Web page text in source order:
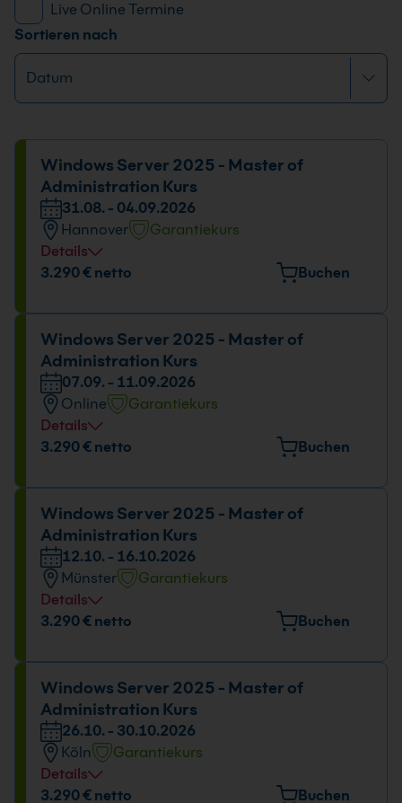
Live Online Termine
Sortieren nach
Windows Server 2025 - Master of
Administration Kurs
31.08. - 04.09.2026
Hannover
Garantiekurs
Details
Veranstaltungsort
Datum und Uhrzeit
31.08. - 04.09.2026
09:00 - 16:00 Uhr
3.290 € netto Buchen
Windows Server 2025 - Master of
Administration Kurs
07.09. - 11.09.2026
Online
Garantiekurs
Details
Datum und Uhrzeit
3.290 € netto Buchen
Windows Server 2025 - Master of
Administration Kurs
12.10. - 16.10.2026
Münster
Garantiekurs
Details
Veranstaltungsort
Datum und Uhrzeit
12.10. - 16.10.2026
09:00 - 16:00 Uhr
3.290 € netto Buchen
Windows Server 2025 - Master of
Administration Kurs
26.10. - 30.10.2026
Köln
Garantiekurs
Details
Veranstaltungsort
3.290 € netto Buchen